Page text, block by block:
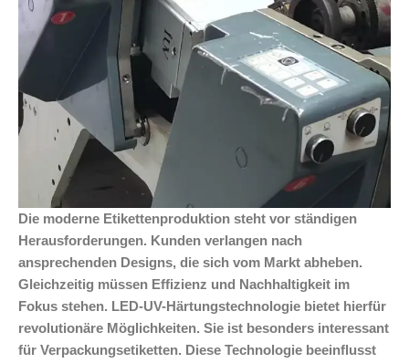
Die moderne Etikettenproduktion steht vor ständigen
Herausforderungen. Kunden verlangen nach
ansprechenden Designs, die sich vom Markt abheben.
Gleichzeitig müssen Effizienz und Nachhaltigkeit im
Fokus stehen. LED-UV-Härtungstechnologie bietet hierfür
revolutionäre Möglichkeiten. Sie ist besonders interessant
für Verpackungsetiketten. Diese Technologie beeinflusst